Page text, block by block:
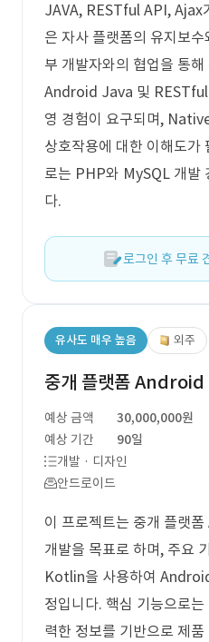
JAVA, RESTful API, Ajax
은 자사 플랫폼의 유지보
부 개발자와의 협업을 통
Android Java 및 RESTful
영 경험이 요구되며,
상호작용에 대한 이해도가
로는 PHP와 MySQL 개발
다.
로그인 후 무료
유사도 매우 높음 외주
중개 플랫폼 Android
예상 금액
30,000,000원
예상 기간
90일
개발 · 디자인
안드로이드
이 프로젝트는 중개 플랫
개발을 목표로 하며, 주요
Kotlin을 사용하여
정입니다. 핵심 기능으로
력한 정보를 기반으로 제